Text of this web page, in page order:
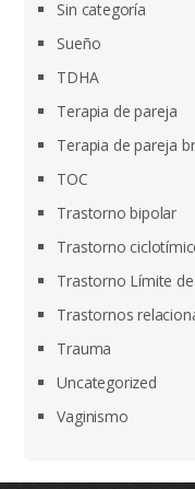
Sin categoría
Sueño
TDHA
Terapia de pareja
Terapia de pareja
TOC
Trastorno bipolar
Trastorno
Trastorno Límite
Trastornos
Trauma
Uncategorized
Vaginismo